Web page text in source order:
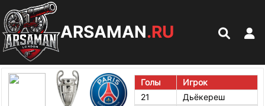
ARSAMAN.RU
Голы
Игрок
21
Дьёкереш